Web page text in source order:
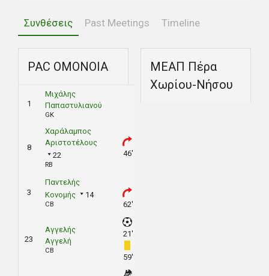
Συνθέσεις Past Meetings Timeline
PAC ΟΜΟΝΟΙΑ
1
Μιχάλης
Παπαστυλιανού
GK
8
Χαράλαμπος
Αριστοτέλους
22
RB
46'
3
Παντελής
Κονομής
14
CB 62'
23
Αγγελής
Αγγελή
CB
21'
59'
ΜΕΑΠ Πέρα
Χωρίου-Νήσου